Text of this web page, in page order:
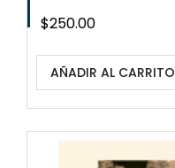
Precio
$250.00
AÑADIR AL CARRITO